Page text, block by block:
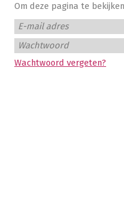
Om deze pagina te
E-mail adres
Wachtwoord
Wachtwoord vergeten?